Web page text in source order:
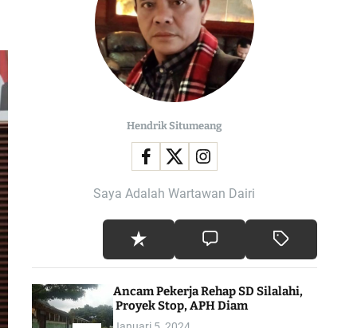
l
o
r
m
d
Hendrik Situmeang
Saya Adalah Wartawan Dairi
Ancam Pekerja Rehap SD Silalahi,
Proyek Stop, APH Diam